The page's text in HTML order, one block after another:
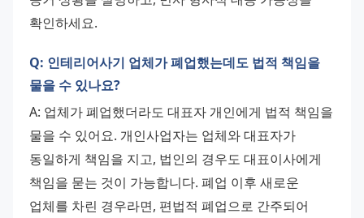
확인하세요.
Q: 인테리어사기 업체가 폐업했는데도 법적 책임을
물을 수 있나요?
A: 업체가 폐업했더라도 대표자 개인에게 법적 책임을
물을 수 있어요. 개인사업자는 업체와 대표자가
동일하게 책임을 지고, 법인의 경우도 대표이사에게
책임을 묻는 것이 가능합니다. 폐업 이후 새로운
업체를 차린 경우라면, 편법적 폐업으로 간주되어